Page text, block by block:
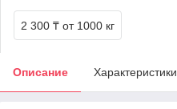
2 300 ₸ от 1000 кг
Описание Характеристики